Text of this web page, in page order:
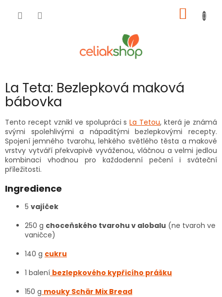
KOŠÍK
La Teta: Bezlepková maková
bábovka
Tento recept vznikl ve spolupráci sLa Tetou, která je známá
svými spolehlivými a nápaditými bezlepkovými recepty.
Spojení jemného tvarohu, lehkého světlého těsta a makové
vrstvy vytváří překvapivě vyváženou, vláčnou a velmi jedlou
kombinaci vhodnou pro každodenní pečení i sváteční
příležitosti.
Ingredience
5 vajíček
250 g choceňského tvarohu v alobalu (ne tvaroh ve
vaničce)
140 g cukru
1 balení bezlepkového kypřicího prášku
150 g mouky Schär Mix Bread